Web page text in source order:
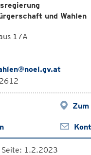
und Wahlen
17A
1.2.2023